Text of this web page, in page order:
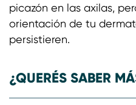
¿QUERÉS SABER
picazón en las axilas,
orientación de tu
persistieren.